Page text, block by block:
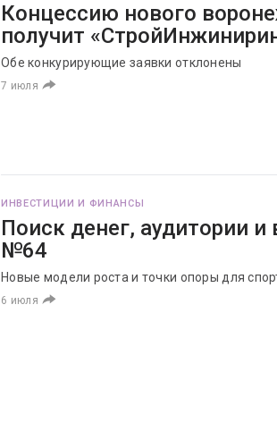
Концессию нового
получит
Обе конкурирующие заявки отклонены
7 июля
ИНВЕСТИЦИИ И ФИНАНСЫ
Поиск денег, аудитории
№64
Новые модели роста и точки опоры для
6 июля